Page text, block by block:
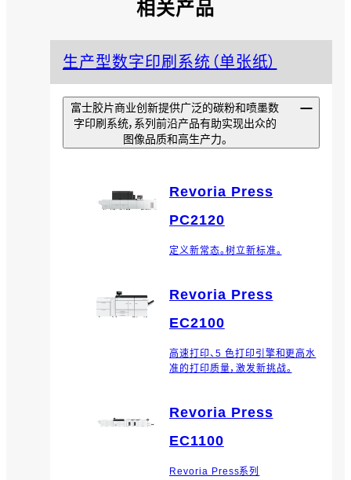
相关产品
生产型数字印刷系统（单张纸）
富士胶片商业创新提供广泛的碳粉和喷墨数
字印刷系统，系列前沿产品有助实现出众的
图像品质和高生产力。
Revoria Press
PC2120
定义新常态。树立新标准。
Revoria Press
EC2100
高速打印、5 色打印引擎和更高水
准的打印质量，激发新挑战。
Revoria Press
EC1100
Revoria Press系列